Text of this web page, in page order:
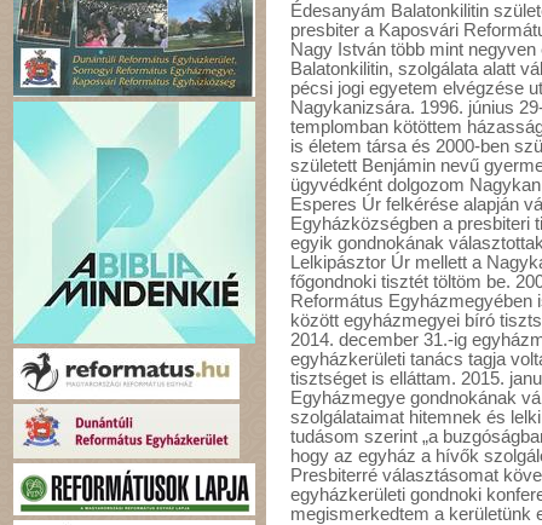
Édesanyám Balatonkilitin
presbiter a Kaposvári
Nagy István több mint
Balatonkilitin, szolgálata alatt
pécsi jogi egyetem elvégzése
Nagykanizsára. 1996. június
templomban kötöttem
is életem társa és 2000-ben
született Benjámin nevű
ügyvédként dolgozom
Esperes Úr felkérése alapján
Egyházközségben a presbiteri
egyik gondnokának
Lelkipásztor Úr mellett a
főgondnoki tisztét töltöm be.
Református Egyházmegyében
között egyházmegyei bíró
2014. december 31.-ig
egyházkerületi tanács tagja
tisztséget is elláttam. 2015.
Egyházmegye gondnokának
szolgálataimat hitemnek és
tudásom szerint „a
hogy az egyház a hívők
Presbiterré választásomat
egyházkerületi gondnoki
megismerkedtem a kerületünk